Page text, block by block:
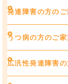
発達障害の方の
うつ病の方のご
広汎性発達障害